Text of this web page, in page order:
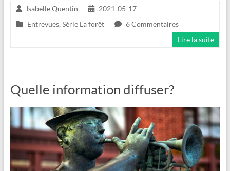
Isabelle Quentin
2021-05-17
Entrevues, Série La forêt
6 Commentaires
Lire la suite
Quelle information diffuser?